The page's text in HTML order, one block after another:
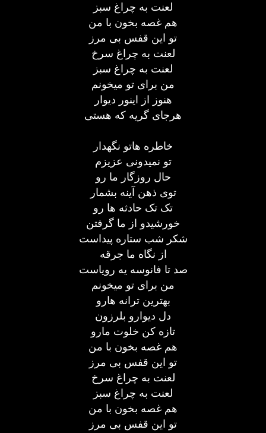
لعنت به چراغ سبز
هم غصه بخون با من
تو این قفس بی مرز
لعنت به چراغ سرخ
لعنت به چراغ سبز
من برای تو میخونم
هنوز از اینور دیوار
هرجای گریه که هستی
خاطره هاتو نگهدار
تو نمیدونی عزیزم
حال روزگار ما رو
توی ذهن آینه بشمار
تک تک حادثه ها رو
خورشیدو از ما گرفتن
شکر شب ستاره پیداست
از نگاه ما جرقه
صد تا فانوسه یه رویاست
من برای تو میخونم
بهترین ترانه هارو
دل دیوارو بلرزون
تازه کن خلوت مارو
هم غصه بخون با من
تو این قفس بی مرز
لعنت به چراغ سرخ
لعنت به چراغ سبز
هم غصه بخون با من
تو این قفس بی مرز